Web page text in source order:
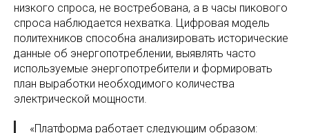
низкого спроса, не востребована, а в часы пикового
спроса наблюдается нехватка. Цифровая модель
политехников способна анализировать исторические
данные об энергопотреблении, выявлять часто
используемые энергопотребители и формировать
план выработки необходимого количества
электрической мощности.
«Платформа работает следующим образом: